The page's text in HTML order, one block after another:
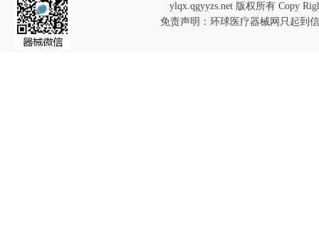
ylqx.qgyyzs.net 版权所有 Copy
免责声明：环球医疗器械网只起到